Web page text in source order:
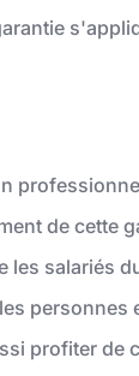
de cette
salariés
personnes
profiter de